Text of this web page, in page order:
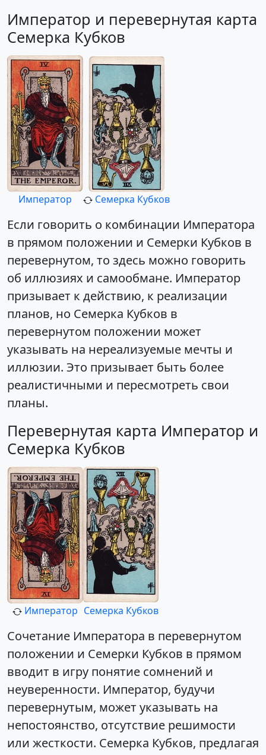
Император и перевернутая карта
Семерка Кубков
Император Семерка Кубков
Если говорить о комбинации Императора
в прямом положении и Семерки Кубков в
перевернутом, то здесь можно говорить
об иллюзиях и самообмане. Император
призывает к действию, к реализации
планов, но Семерка Кубков в
перевернутом положении может
указывать на нереализуемые мечты и
иллюзии. Это призывает быть более
реалистичными и пересмотреть свои
планы.
Перевернутая карта Император и
Семерка Кубков
Император Семерка Кубков
Сочетание Императора в перевернутом
положении и Семерки Кубков в прямом
вводит в игру понятие сомнений и
неуверенности. Император, будучи
перевернутым, может указывать на
непостоянство, отсутствие решимости
или жесткости. Семерка Кубков, предлагая